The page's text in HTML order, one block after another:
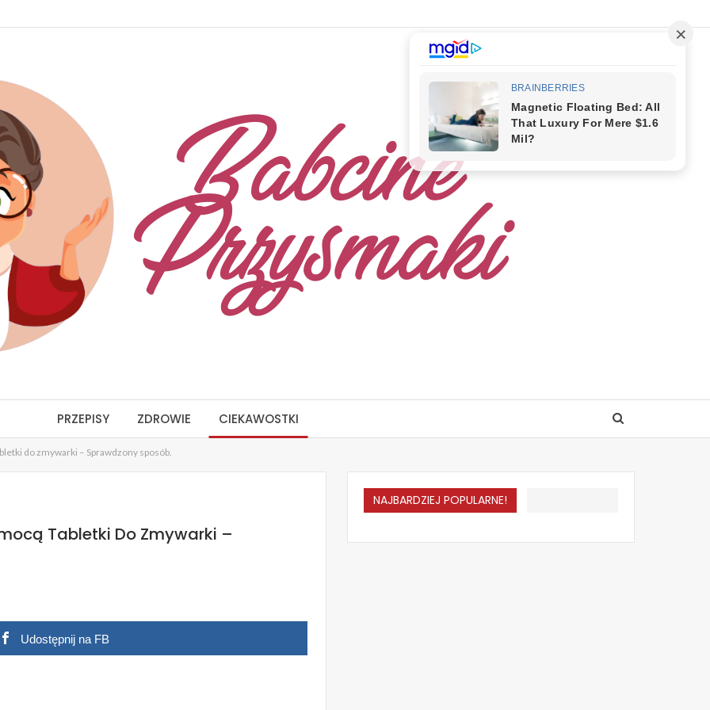
PRZEPISY ZDROWIE CIEKAWOSTKI
do zmywarki – Sprawdzony sposób.
Tabletki Do Zmywarki –
Udostępnij na FB
NAJBARDZIEJ POPULARNE!